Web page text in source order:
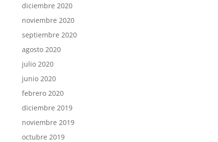
diciembre 2020
noviembre 2020
septiembre 2020
agosto 2020
julio 2020
junio 2020
febrero 2020
diciembre 2019
noviembre 2019
octubre 2019